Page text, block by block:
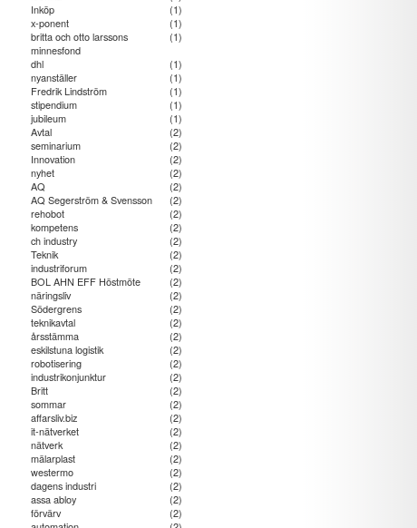
Inköp
(1)
x-ponent
(1)
britta och otto larssons
minnesfond
(1)
dhl
(1)
nyanställer
(1)
Fredrik Lindström
(1)
stipendium
(1)
jubileum
(1)
Avtal
(2)
seminarium
(2)
Innovation
(2)
nyhet
(2)
AQ
(2)
AQ Segerström & Svensson
(2)
rehobot
(2)
kompetens
(2)
ch industry
(2)
Teknik
(2)
industriforum
(2)
BOL AHN EFF Höstmöte
(2)
näringsliv
(2)
Södergrens
(2)
teknikavtal
(2)
årsstämma
(2)
eskilstuna logistik
(2)
robotisering
(2)
industrikonjunktur
(2)
Britt
(2)
sommar
(2)
affarsliv.biz
(2)
it-nätverket
(2)
nätverk
(2)
mälarplast
(2)
westermo
(2)
dagens industri
(2)
assa abloy
(2)
förvärv
(2)